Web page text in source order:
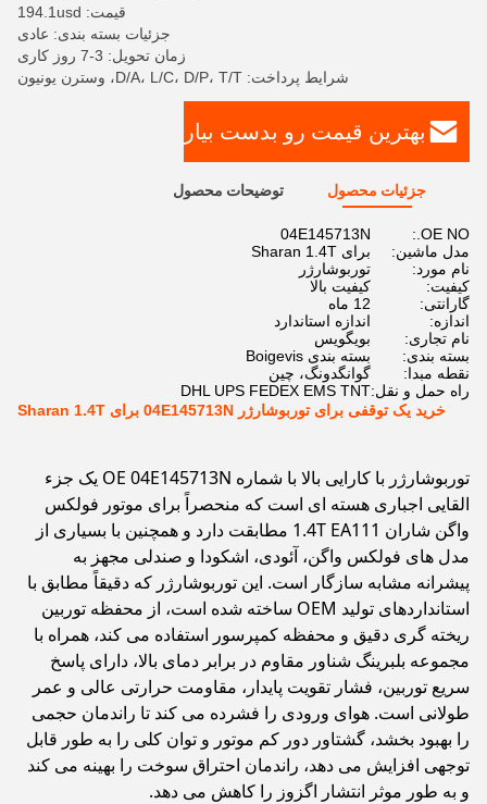
قیمت: 194.1usd
جزئیات بسته بندی: عادی
زمان تحویل: 3-7 روز کاری
شرایط پرداخت: D/A، L/C، D/P، T/T، وسترن یونیون
بهترین قیمت رو بدست بیار
جزئیات محصول توضیحات محصول
OE NO.:
04E145713N
مدل ماشین:
برای Sharan 1.4T
نام مورد:
توربوشارژر
کیفیت:
کیفیت بالا
گارانتی:
12 ماه
اندازه:
اندازه استاندارد
نام تجاری:
بویگویس
بسته بندی:
بسته بندی Boigevis
نقطه مبدا:
گوانگدونگ، چین
راه حمل و نقل:DHL UPS FEDEX EMS TNT
خرید یک توقفی برای توربوشارژر 04E145713N برای Sharan 1.4T
توربوشارژر با کارایی بالا با شماره OE 04E145713N یک جزء
القایی اجباری هسته ای است که منحصراً برای موتور فولکس
واگن شاران 1.4T EA111 مطابقت دارد و همچنین با بسیاری از
مدل های فولکس واگن، آئودی، اشکودا و صندلی مجهز به
پیشرانه مشابه سازگار است. این توربوشارژر که دقیقاً مطابق با
استانداردهای تولید OEM ساخته شده است، از محفظه توربین
ریخته گری دقیق و محفظه کمپرسور استفاده می کند، همراه با
مجموعه بلبرینگ شناور مقاوم در برابر دمای بالا، دارای پاسخ
سریع توربین، فشار تقویت پایدار، مقاومت حرارتی عالی و عمر
طولانی است. هوای ورودی را فشرده می کند تا راندمان حجمی
را بهبود بخشد، گشتاور دور کم موتور و توان کلی را به طور قابل
توجهی افزایش می دهد، راندمان احتراق سوخت را بهینه می کند
و به طور موثر انتشار اگزوز را کاهش می دهد.